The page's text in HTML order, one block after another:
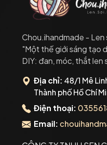
Chou.ihandmade - Len
"Một thế giới sáng tạo
DIY: đan, móc, thắt len
Địa chỉ: 48/1 Mê
Thành phố Hồ Chí
Điện thoại:
Email: